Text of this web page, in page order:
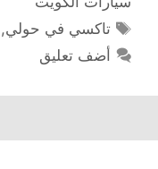
الوسوم
تاكسي في حولي
أضف تعليق